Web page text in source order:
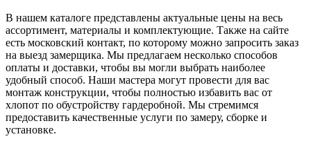
В нашем каталоге представлены актуальные цены на весь
ассортимент, материалы и комплектующие. Также на сайте
есть московский контакт, по которому можно запросить заказ
на выезд замерщика. Мы предлагаем несколько способов
оплаты и доставки, чтобы вы могли выбрать наиболее
удобный способ. Наши мастера могут провести для вас
монтаж конструкции, чтобы полностью избавить вас от
хлопот по обустройству гардеробной. Мы стремимся
предоставить качественные услуги по замеру, сборке и
установке.